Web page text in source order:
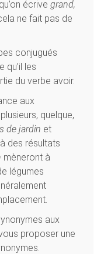
écrive grand,
ne fait pas de
conjugués
qu’il les
du verbe avoir.
aux
quelque,
de jardin et
des résultats
mèneront à
légumes
aux
proposer une